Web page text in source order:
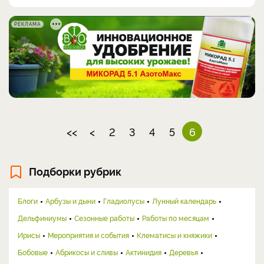
РЕКЛАМА
<< < 2 3 4 5 6
Подборки рубрик
Блоги Арбузы и дыни Гладиолусы
Лунный календарь
Дельфиниумы
Сезонные работы
Работы по месяцам
Ирисы
Мероприятия и события
Клематисы и княжики
Бобовые
Абрикосы и сливы Актинидия
Деревья